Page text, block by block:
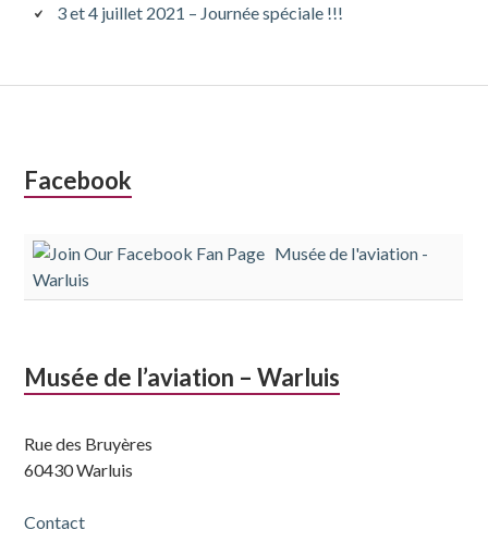
3 et 4 juillet 2021 – Journée spéciale !!!
Colonne
subsidiaire
Facebook
Musée de l'aviation -
Warluis
Musée de l’aviation – Warluis
Rue des Bruyères
60430 Warluis
Contact